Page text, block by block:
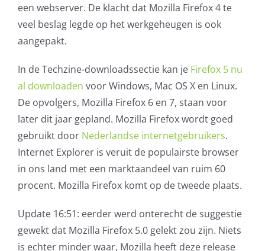
Contact
een webserver. De klacht dat Mozilla Firefox 4 te
veel beslag legde op het werkgeheugen is ook
aangepakt.
In de Techzine-downloadssectie kan je Firefox 5 nu
al downloaden voor Windows, Mac OS X en Linux.
De opvolgers, Mozilla Firefox 6 en 7, staan voor
later dit jaar gepland. Mozilla Firefox wordt goed
gebruikt door Nederlandse internetgebruikers.
Internet Explorer is veruit de populairste browser
in ons land met een marktaandeel van ruim 60
procent. Mozilla Firefox komt op de tweede plaats.
Update 16:51: eerder werd onterecht de suggestie
gewekt dat Mozilla Firefox 5.0 gelekt zou zijn. Niets
is echter minder waar, Mozilla heeft deze release